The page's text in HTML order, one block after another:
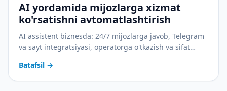
AI yordamida mijozlarga xizmat
ko'rsatishni avtomatlashtirish
AI assistent biznesda: 24/7 mijozlarga javob, Telegram
va sayt integratsiyasi, operatorga o'tkazish va sifat
Batafsil →